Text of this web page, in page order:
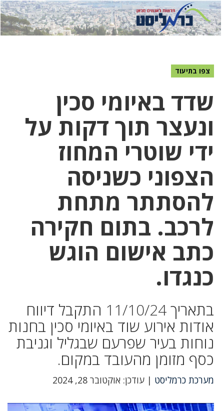
לחץ
כאן
לחץ
כדי
צפו בתיעוד
שדד באיומי סכין
ונעצר תוך דקות על
ידי שוטרי המחוז
הצפוני כשניסה
להסתתר מתחת
לרכב. בתום חקירה
כתב אישום הוגש
כנגדו.
בתאריך 11/10/24 התקבל דיווח
אודות אירוע שוד באיומי סכין בחנות
נוחות בעיר שפרעם שבגליל וגניבת
כסף מזומן מהעובד במקום.
מערכת כרמליסט | עודכן: אוקטובר 28, 2024